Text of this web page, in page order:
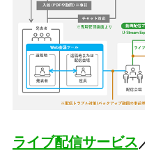
ライブ配信サービス